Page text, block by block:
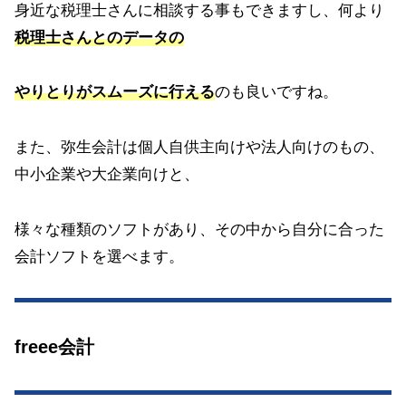
身近な税理士さんに相談する事もできますし、何より
税理士さんとのデータの
やりとりがスムーズに行えるのも良いですね。
また、弥生会計は個人自供主向けや法人向けのもの、
中小企業や大企業向けと、
様々な種類のソフトがあり、その中から自分に合った
会計ソフトを選べます。
freee会計